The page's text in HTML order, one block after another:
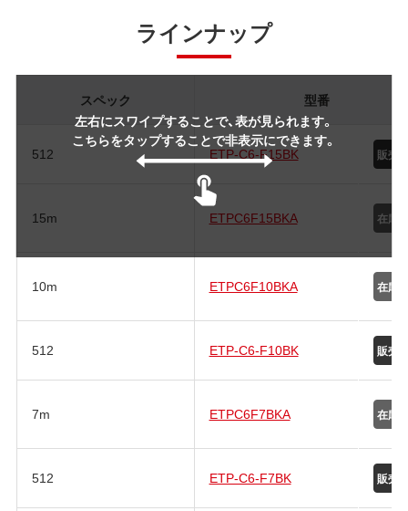
ラインナップ
左右にスワイプすることで、表が見られます。
こちらをタップすることで非表示にできます。
スペック 型番
512 ETP-C6-F15BK
15m ETPC6F15BKA
10m ETPC6F10BKA
512 ETP-C6-F10BK
7m ETPC6F7BKA
512 ETP-C6-F7BK